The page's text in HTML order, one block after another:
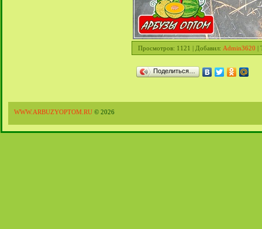
Просмотров: 1121 | Добавил: Admin3620 |
Поделиться…
WWW.ARBUZYOPTOM.RU © 2026